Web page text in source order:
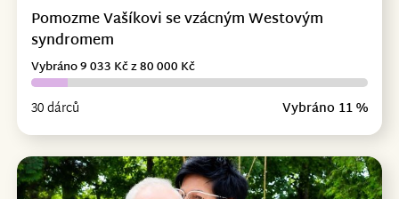
Pomozme Vašíkovi se vzácným Westovým
syndromem
30 dárců Vybráno 11 %
Vybráno 9 033 Kč z 80 000 Kč